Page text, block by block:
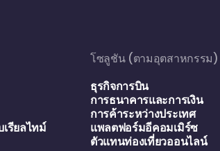
รียลไทม์
โซลูชัน (ตามอุตสาหกรรม)
ธุรกิจการบิน
การธนาคารและการเงิน
การค้าระหว่างประเทศ
แพลตฟอร์มอีคอมเมิร์ซ
ตัวแทนท่องเที่ยวออนไลน์